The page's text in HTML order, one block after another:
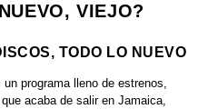
VIEJO?
TODO LO NUEVO
programa lleno de estrenos,
que acaba de salir enJamaica,